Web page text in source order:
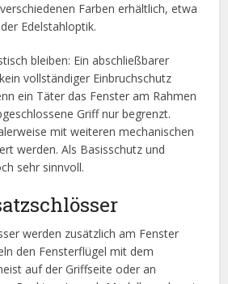
Farben erhältlich, etwa
Edelstahloptik.
bleiben: Ein abschließbarer
vollständiger Einbruchschutz
ein Täter das Fenster am Rahmen
Griff nur begrenzt.
mit weiteren mechanischen
werden. Als Basisschutz und
sehr sinnvoll.
werden zusätzlich am Fenster
den Fensterflügel mit dem
auf der Griffseite oder an